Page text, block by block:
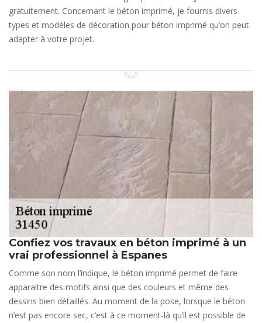
gratuitement. Concernant le béton imprimé, je fournis divers
types et modèles de décoration pour béton imprimé qu’on peut
adapter à votre projet.
Confiez vos travaux en béton imprimé à un
vrai professionnel à Espanes
Comme son nom l’indique, le béton imprimé permet de faire
apparaitre des motifs ainsi que des couleurs et même des
dessins bien détaillés. Au moment de la pose, lorsque le béton
n’est pas encore sec, c’est à ce moment-là qu’il est possible de